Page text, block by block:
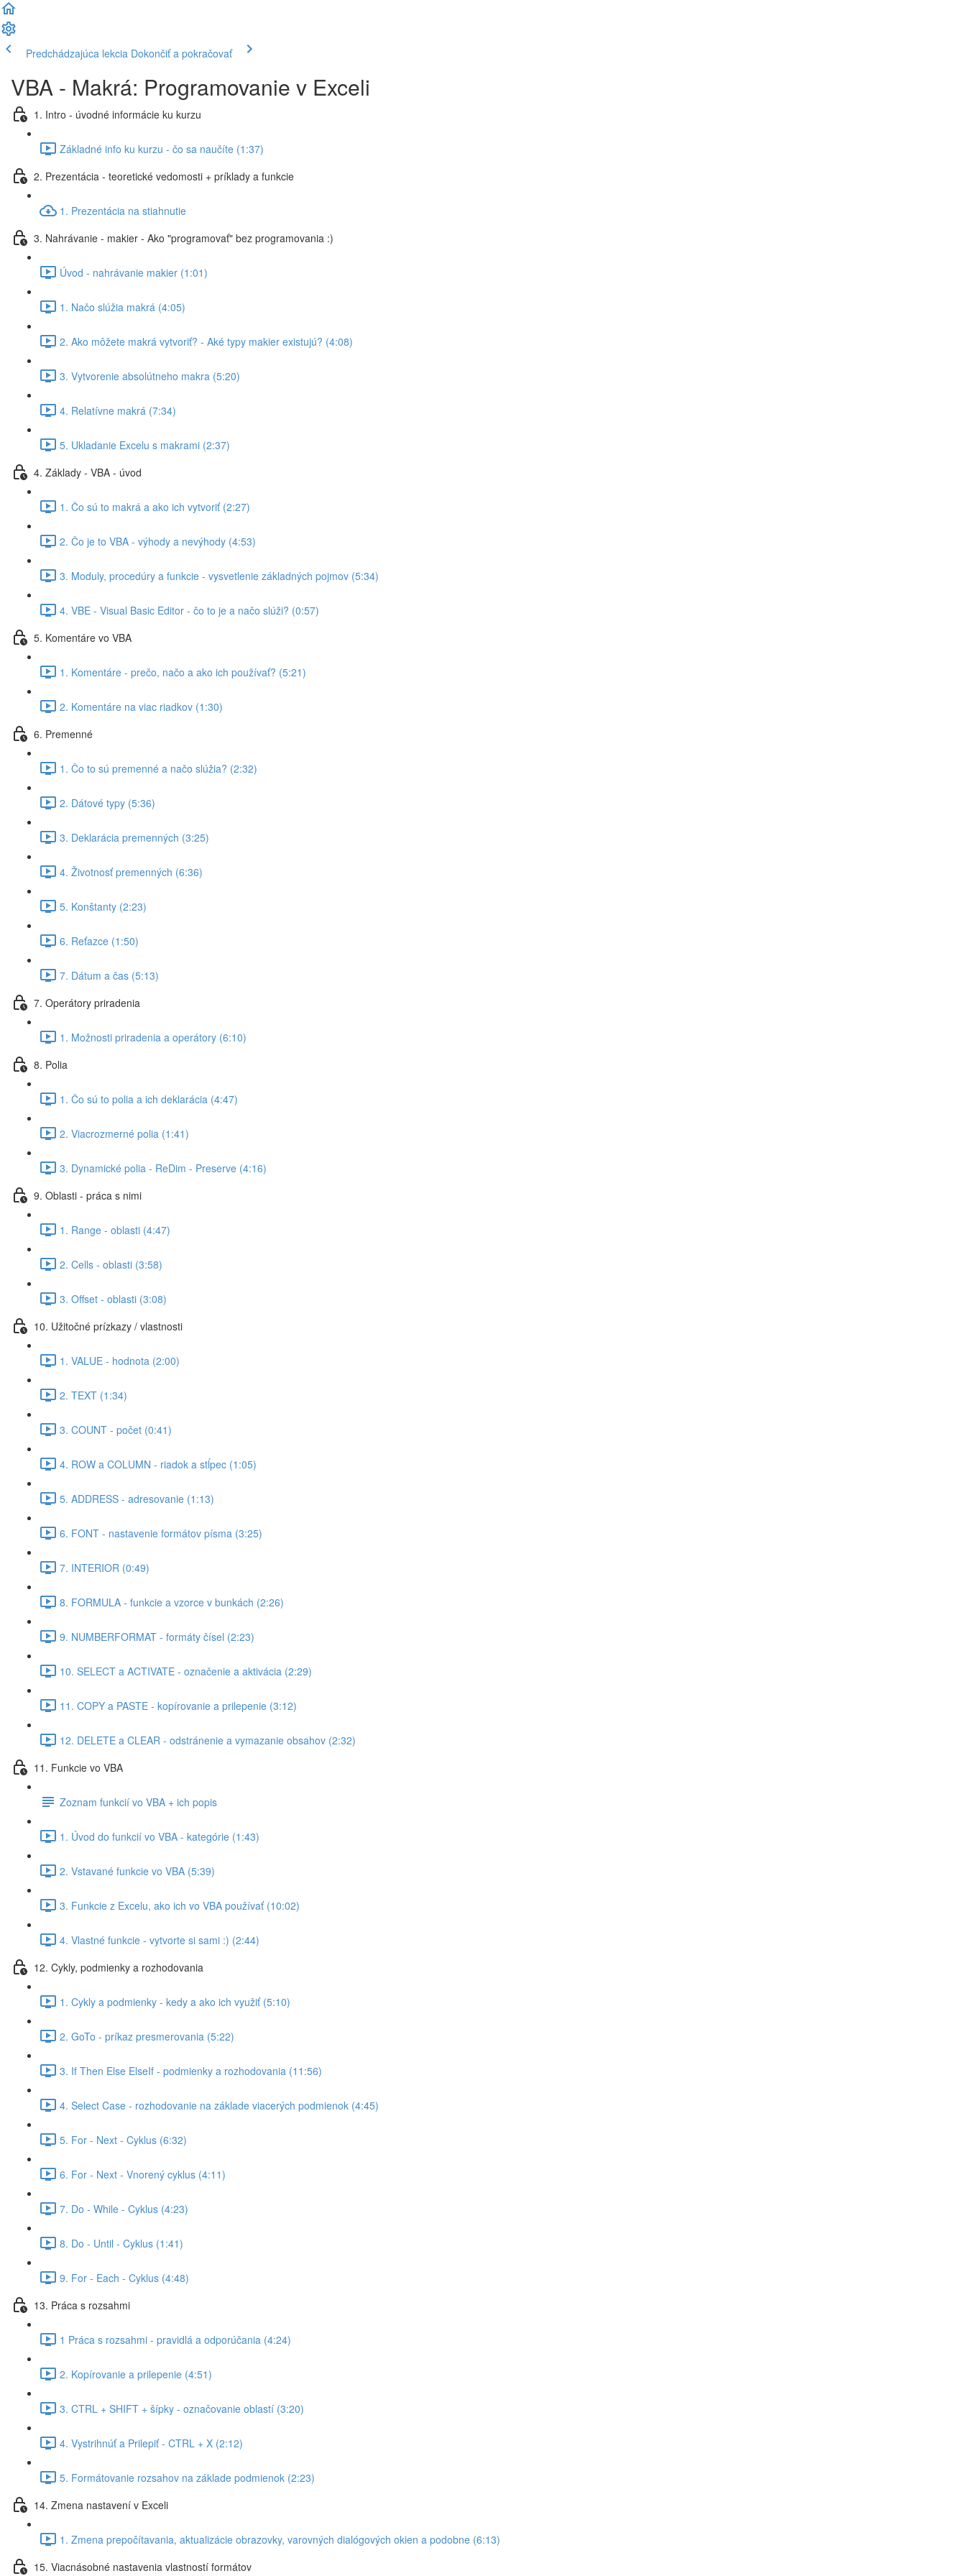
Predchádzajúca lekcia Dokončiť a pokračovať
VBA - Makrá: Programovanie v Exceli
1. Intro - úvodné informácie ku kurzu
Základné info ku kurzu - čo sa naučíte (1:37)
2. Prezentácia - teoretické vedomosti + príklady a funkcie
1. Prezentácia na stiahnutie
3. Nahrávanie - makier - Ako "programovať" bez programovania :)
Úvod - nahrávanie makier (1:01)
1. Načo slúžia makrá (4:05)
2. Ako môžete makrá vytvoriť? - Aké typy makier existujú? (4:08)
3. Vytvorenie absolútneho makra (5:20)
4. Relatívne makrá (7:34)
5. Ukladanie Excelu s makrami (2:37)
4. Základy - VBA - úvod
1. Čo sú to makrá a ako ich vytvoriť (2:27)
2. Čo je to VBA - výhody a nevýhody (4:53)
3. Moduly, procedúry a funkcie - vysvetlenie základných pojmov (5:34)
4. VBE - Visual Basic Editor - čo to je a načo slúži? (0:57)
5. Komentáre vo VBA
1. Komentáre - prečo, načo a ako ich používať? (5:21)
2. Komentáre na viac riadkov (1:30)
6. Premenné
1. Čo to sú premenné a načo slúžia? (2:32)
2. Dátové typy (5:36)
3. Deklarácia premenných (3:25)
4. Životnosť premenných (6:36)
5. Konštanty (2:23)
6. Reťazce (1:50)
7. Dátum a čas (5:13)
7. Operátory priradenia
1. Možnosti priradenia a operátory (6:10)
8. Polia
1. Čo sú to polia a ich deklarácia (4:47)
2. Viacrozmerné polia (1:41)
3. Dynamické polia - ReDim - Preserve (4:16)
9. Oblasti - práca s nimi
1. Range - oblasti (4:47)
2. Cells - oblasti (3:58)
3. Offset - oblasti (3:08)
10. Užitočné prízkazy / vlastnosti
1. VALUE - hodnota (2:00)
2. TEXT (1:34)
3. COUNT - počet (0:41)
4. ROW a COLUMN - riadok a stĺpec (1:05)
5. ADDRESS - adresovanie (1:13)
6. FONT - nastavenie formátov písma (3:25)
7. INTERIOR (0:49)
8. FORMULA - funkcie a vzorce v bunkách (2:26)
9. NUMBERFORMAT - formáty čísel (2:23)
10. SELECT a ACTIVATE - označenie a aktivácia (2:29)
11. COPY a PASTE - kopírovanie a prilepenie (3:12)
12. DELETE a CLEAR - odstránenie a vymazanie obsahov (2:32)
11. Funkcie vo VBA
Zoznam funkcií vo VBA + ich popis
1. Úvod do funkcií vo VBA - kategórie (1:43)
2. Vstavané funkcie vo VBA (5:39)
3. Funkcie z Excelu, ako ich vo VBA používať (10:02)
4. Vlastné funkcie - vytvorte si sami :) (2:44)
12. Cykly, podmienky a rozhodovania
1. Cykly a podmienky - kedy a ako ich využiť (5:10)
2. GoTo - príkaz presmerovania (5:22)
3. If Then Else ElseIf - podmienky a rozhodovania (11:56)
4. Select Case - rozhodovanie na základe viacerých podmienok (4:45)
5. For - Next - Cyklus (6:32)
6. For - Next - Vnorený cyklus (4:11)
7. Do - While - Cyklus (4:23)
8. Do - Until - Cyklus (1:41)
9. For - Each - Cyklus (4:48)
13. Práca s rozsahmi
1 Práca s rozsahmi - pravidlá a odporúčania (4:24)
2. Kopírovanie a prilepenie (4:51)
3. CTRL + SHIFT + šípky - označovanie oblastí (3:20)
4. Vystrihnúť a Prilepiť - CTRL + X (2:12)
5. Formátovanie rozsahov na základe podmienok (2:23)
14. Zmena nastavení v Exceli
1. Zmena prepočítavania, aktualizácie obrazovky, varovných dialógových okien a podobne (6:13)
15. Viacnásobné nastavenia vlastností formátov